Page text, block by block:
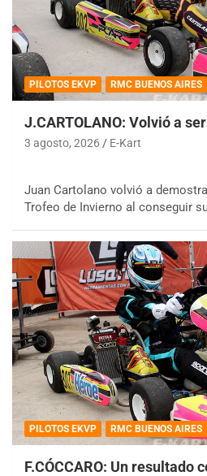
PILOTOS EKVP RMC BUENOS AIRES
J.CARTOLANO: Volvió a
3 agosto, 2026 E-Kart
Juan Cartolano volvió a
Trofeo de Invierno al conseguir
PILOTOS EKVP RMC BUENOS AIRES
F.CÓCCARO: Un resultado